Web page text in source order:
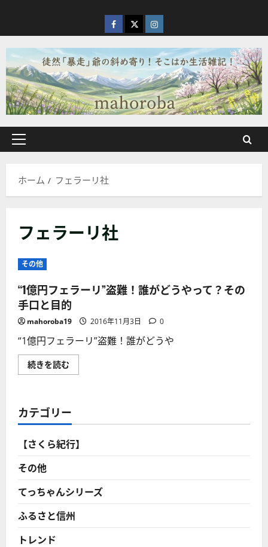
を
ス
キ
ッ
プ
facebook
X Instagram
メ
ン
ー
ホーム フェラーリ社
フェラーリ社
その他
“1億円フェラーリ”盗難！誰がどうやって？その
手口と目的
mahoroba19 2016年11月3日 0
“1億円フェラーリ”盗難！誰がどうや
続きを読む
億
ー
リ”盗
誰
が
ど
っ
て？
そ
の
手
口
と
カテゴリー
【さくら紀行】
その他
てっちゃんシリーズ
ふるさと信州
トレンド